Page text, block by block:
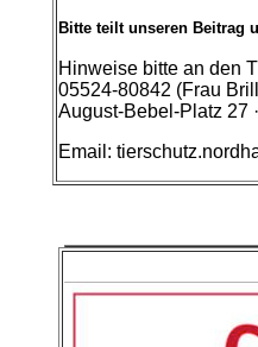
Bitte teilt unseren Beitrag
Hinweise bitte an den
05524-80842 (Frau
August-Bebel-Platz 27
Email: